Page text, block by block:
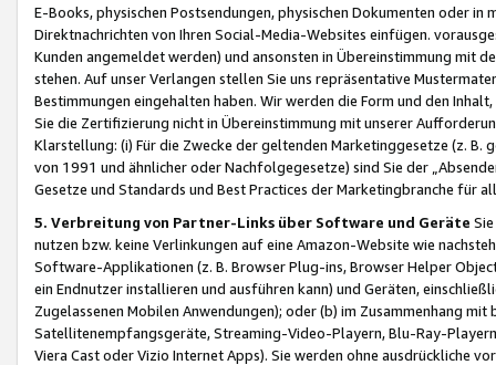
E-Books, physischen Postsendungen, physischen Dokumenten oder in
Direktnachrichten von Ihren Social-Media-Websites einfügen.
Kunden angemeldet werden) und ansonsten in Übereinstimmung mit
stehen. Auf unser Verlangen stellen Sie uns repräsentative
Bestimmungen eingehalten haben. Wir werden die Form und den
Sie die Zertifizierung nicht in Übereinstimmung mit unserer
Klarstellung: (i) Für die Zwecke der geltenden Marketinggesetze (z. B.
von 1991 und ähnlicher oder Nachfolgegesetze) sind Sie der
Gesetze und Standards und Best Practices der Marketingbranche für
5. Verbreitung von Partner-Links über Software und Geräte
nutzen bzw. keine Verlinkungen auf eine Amazon-Website wie
Software-Applikationen (z. B. Browser Plug-ins, Browser Helper
ein Endnutzer installieren und ausführen kann) und Geräten,
Zugelassenen Mobilen Anwendungen); oder (b) im Zusammenhang
Satellitenempfangsgeräte, Streaming-Video-Playern, Blu-Ray-
Viera Cast oder Vizio Internet Apps). Sie werden ohne ausdrückliche